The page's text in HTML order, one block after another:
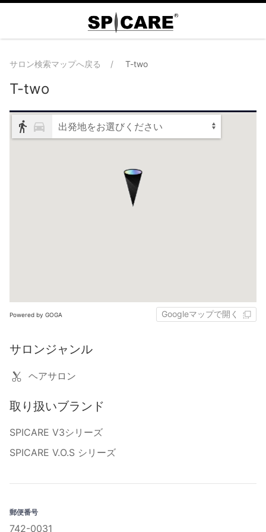
サロン検索マップへ戻る T-two
T-two
出発地をお選びください
Powered by GOGA Googleマップで開く
サロンジャンル
ヘアサロン
取り扱いブランド
SPICARE V3シリーズ
SPICARE V.O.S シリーズ
郵便番号
742-0031